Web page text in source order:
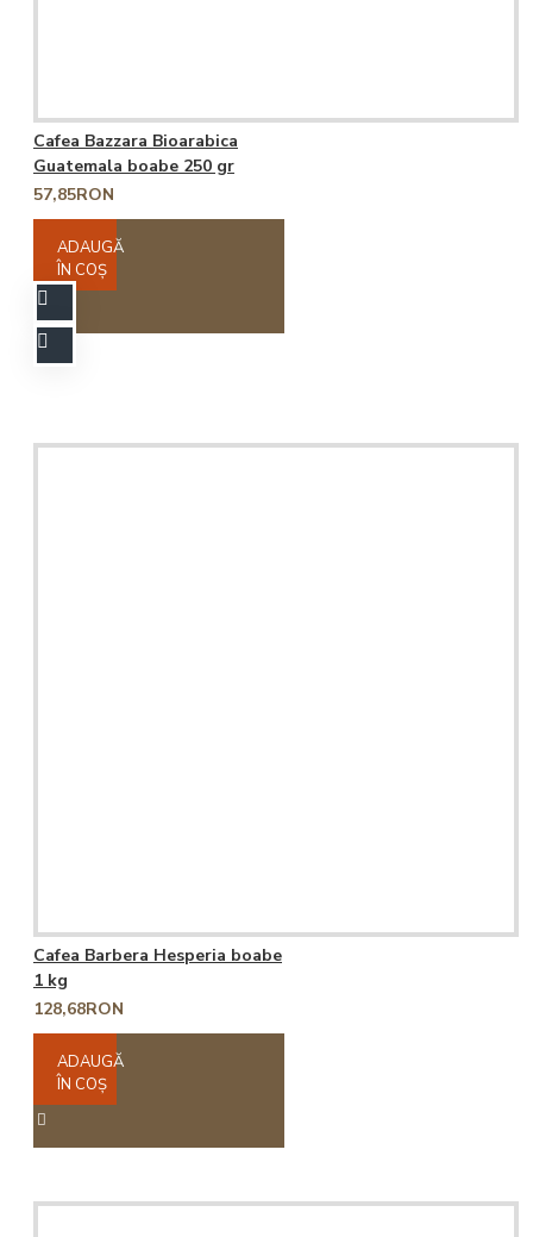
Cafea Bazzara Bioarabica
Guatemala boabe 250 gr
57,85RON
ADAUGĂ
ÎN COŞ
Cafea Barbera Hesperia boabe
1 kg
128,68RON
ADAUGĂ
ÎN COŞ